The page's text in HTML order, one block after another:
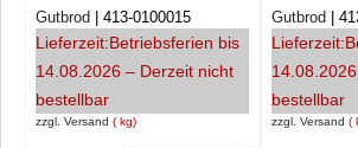
zzgl. Versand kg
Gutbrod 413-0100015
Lieferzeit:Betriebsferien bis
14.08.2026 – Derzeit nicht
bestellbar
zzgl. Versand
Gutbrod
Lieferzeit:
bestellbar